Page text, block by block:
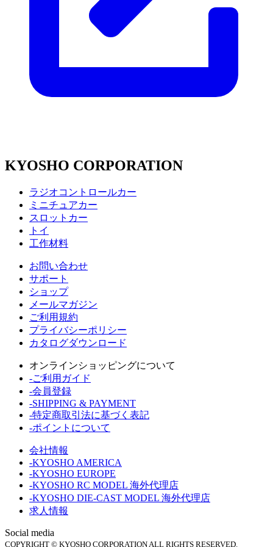
KYOSHO CORPORATION
ラジオコントロールカー
ミニチュアカー
スロットカー
トイ
工作材料
お問い合わせ
サポート
ショップ
メールマガジン
ご利用規約
プライバシーポリシー
カタログダウンロード
オンラインショッピングについて
-ご利用ガイド
-会員登録
-SHIPPING & PAYMENT
-特定商取引法に基づく表記
-ポイントについて
会社情報
-KYOSHO AMERICA
-KYOSHO EUROPE
-KYOSHO RC MODEL 海外代理店
-KYOSHO DIE-CAST MODEL 海外代理店
求人情報
Social media
COPYRIGHT © KYOSHO CORPORATION ALL RIGHTS RESERVED.